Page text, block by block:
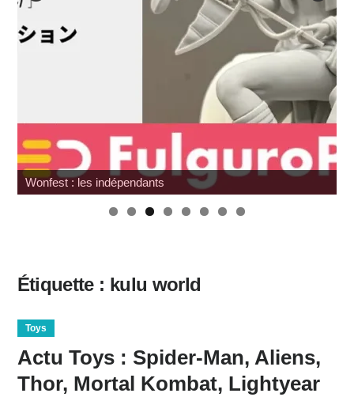
Wonfest : les indépendants
Étiquette : kulu world
Toys
Actu Toys : Spider-Man, Aliens,
Thor, Mortal Kombat, Lightyear